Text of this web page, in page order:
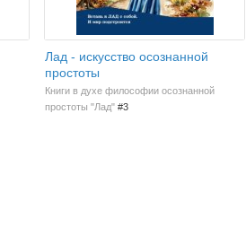
Лад - искусство осознанной
простоты
Книги в духе философии осознанной
простоты "Лад" #3